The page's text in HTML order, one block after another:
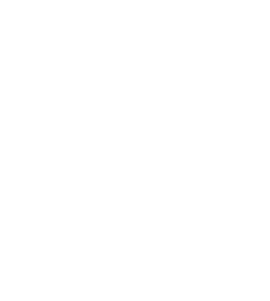
og Norcem, som har styrket